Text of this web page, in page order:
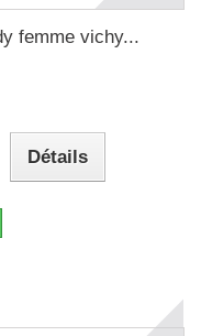
femme vichy...
Détails